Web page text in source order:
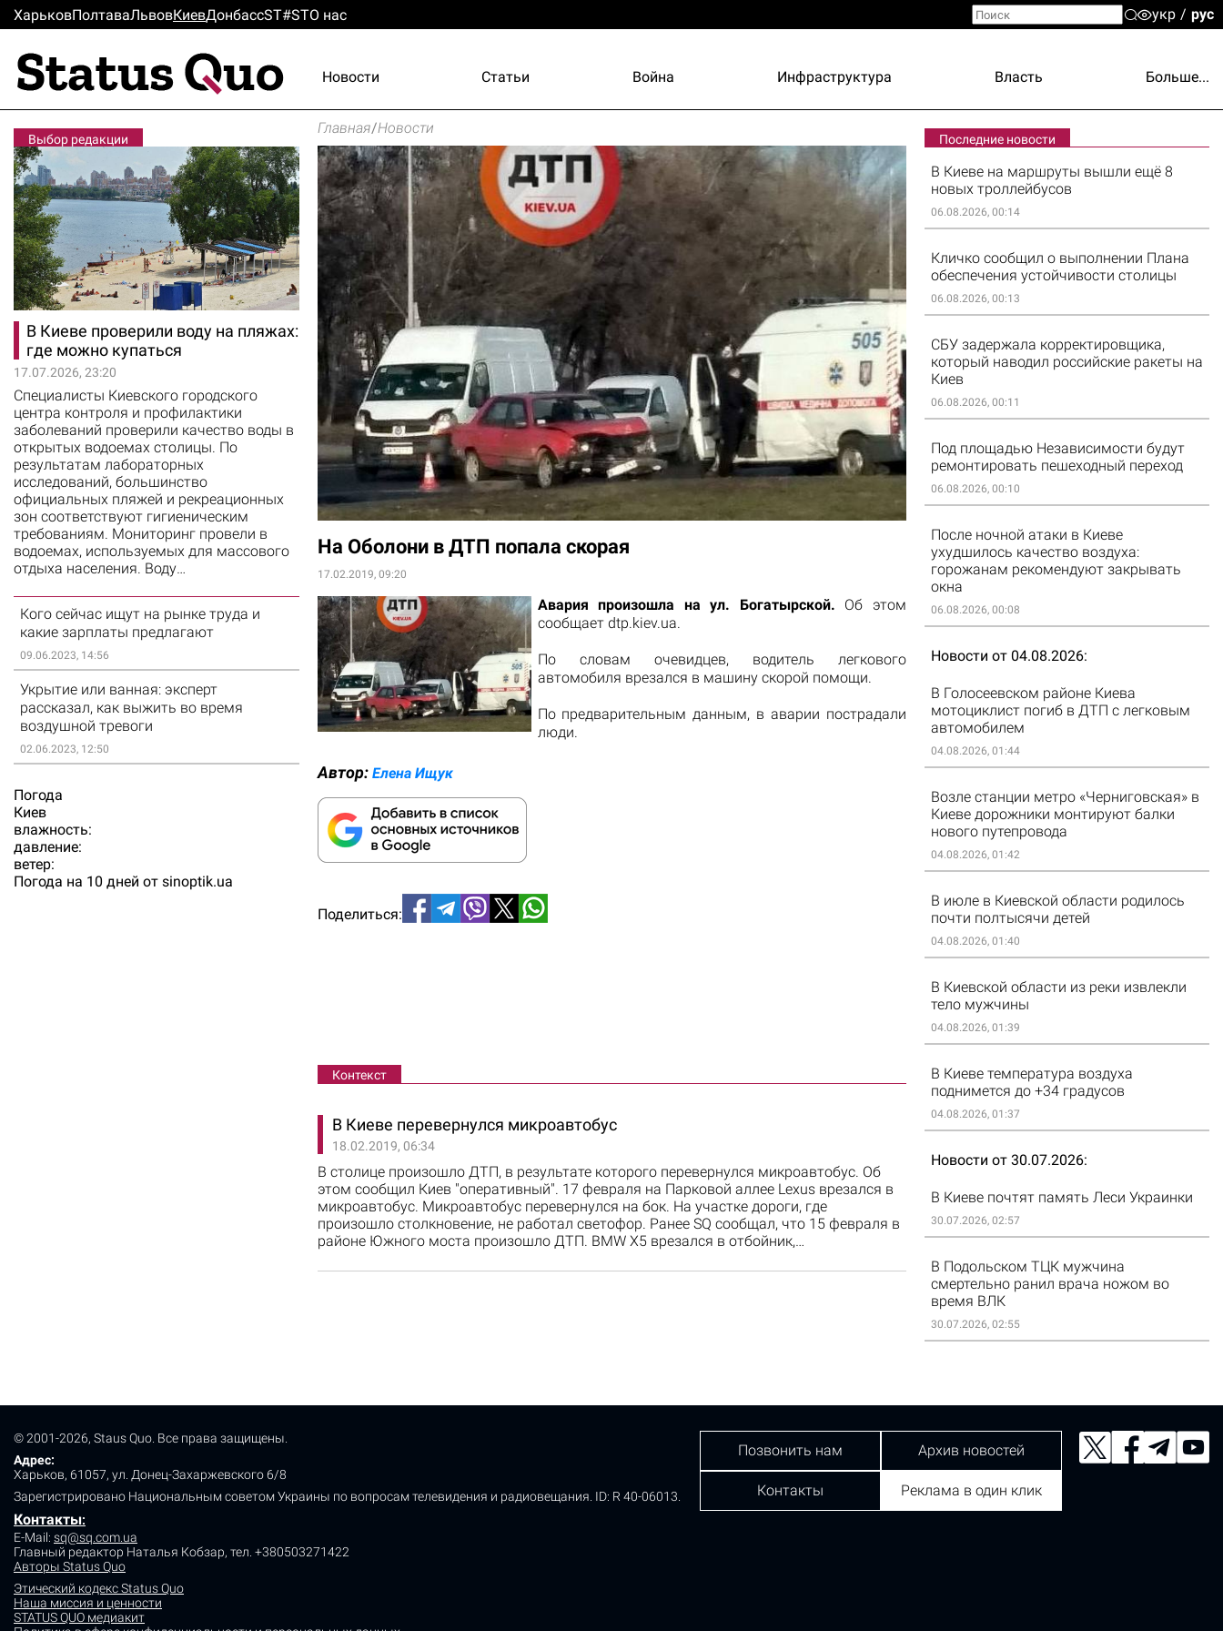
ХарьковПолтаваЛьвовКиевДонбассST#STО нас укр рус
Новости Статьи Война Инфраструктура Власть Больше...
Выбор редакции
В Киеве проверили воду на пляжах:
где можно купаться
17.07.2026, 23:20
Специалисты Киевского городского
центра контроля и профилактики
заболеваний проверили качество воды в
открытых водоемах столицы. По
результатам лабораторных
исследований, большинство
официальных пляжей и рекреационных
зон соответствуют гигиеническим
требованиям. Мониторинг провели в
водоемах, используемых для массового
отдыха населения. Воду…
Кого сейчас ищут на рынке труда и
какие зарплаты предлагают
09.06.2023, 14:56
Укрытие или ванная: эксперт
рассказал, как выжить во время
воздушной тревоги
02.06.2023, 12:50
Погода
Киев
влажность:
давление:
ветер:
Погода на 10 дней от sinoptik.ua
Главная/Новости
На Оболони в ДТП попала скорая
17.02.2019, 09:20
Авария произошла на ул. Богатырской. Об этом
сообщает dtp.kiev.ua.
По словам очевидцев, водитель легкового
автомобиля врезался в машину скорой помощи.
По предварительным данным, в аварии пострадали
люди.
Автор: Елена Ищук
Поделиться:
Контекст
В Киеве перевернулся микроавтобус
18.02.2019, 06:34
В столице произошло ДТП, в результате которого перевернулся микроавтобус. Об
этом сообщил Киев "оперативный". 17 февраля на Парковой аллее Lexus врезался в
микроавтобус. Микроавтобус перевернулся на бок. На участке дороги, где
произошло столкновение, не работал светофор. Ранее SQ сообщал, что 15 февраля в
районе Южного моста произошло ДТП. BMW X5 врезался в отбойник,…
Последние новости
В Киеве на маршруты вышли ещё 8
новых троллейбусов
06.08.2026, 00:14
Кличко сообщил о выполнении Плана
обеспечения устойчивости столицы
06.08.2026, 00:13
СБУ задержала корректировщика,
который наводил российские ракеты на
Киев
06.08.2026, 00:11
Под площадью Независимости будут
ремонтировать пешеходный переход
06.08.2026, 00:10
После ночной атаки в Киеве
ухудшилось качество воздуха:
горожанам рекомендуют закрывать
окна
06.08.2026, 00:08
Новости от 04.08.2026
В Голосеевском районе Киева
мотоциклист погиб в ДТП с легковым
автомобилем
04.08.2026, 01:44
Возле станции метро «Черниговская» в
Киеве дорожники монтируют балки
нового путепровода
04.08.2026, 01:42
В июле в Киевской области родилось
почти полтысячи детей
04.08.2026, 01:40
В Киевской области из реки извлекли
тело мужчины
04.08.2026, 01:39
В Киеве температура воздуха
поднимется до +34 градусов
04.08.2026, 01:37
Новости от 30.07.2026
В Киеве почтят память Леси Украинки
30.07.2026, 02:57
В Подольском ТЦК мужчина
смертельно ранил врача ножом во
время ВЛК
30.07.2026, 02:55
© 2001-2026, Staus Quo. Все права защищены.
Адрес:
Харьков, 61057, ул. Донец-Захаржевского 6/8
Зарегистрировано Национальным советом Украины по вопросам телевидения и радиовещания. ID: R 40-06013.
Контакты:
E-Mail: sq@sq.com.ua
Главный редактор Наталья Кобзар, тел. +380503271422
Авторы Status Quo
Этический кодекс Status Quo
Наша миссия и ценности
STATUS QUO медиакит
Позвонить нам Архив новостей
Контакты Реклама в один клик